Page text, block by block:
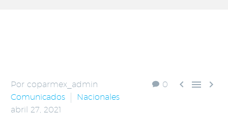
0   
Por coparmex_admin
Comunicados
Nacionales
abril 27, 2021